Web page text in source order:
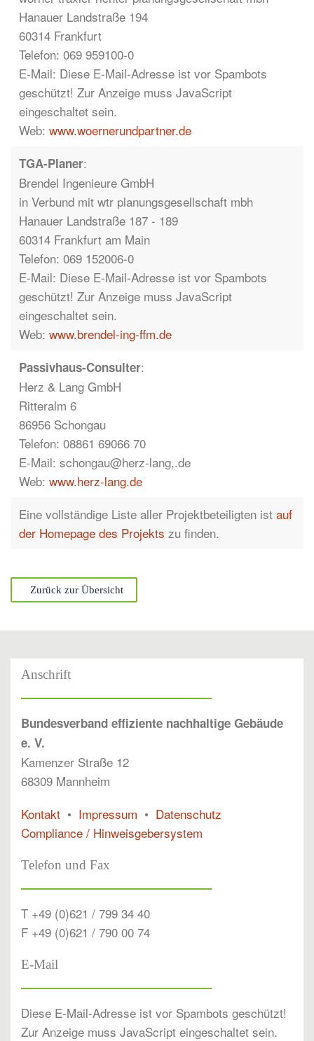
Hanauer Landstraße 194
60314 Frankfurt
Telefon: 069 959100-0
E-Mail: Diese E-Mail-Adresse ist vor Spambots
geschützt! Zur Anzeige muss JavaScript
eingeschaltet sein.
Web: www.woernerundpartner.de
TGA-Planer:
Brendel Ingenieure GmbH
in Verbund mit wtr planungsgesellschaft mbh
Hanauer Landstraße 187 - 189
60314 Frankfurt am Main
Telefon: 069 152006-0
E-Mail: Diese E-Mail-Adresse ist vor Spambots
geschützt! Zur Anzeige muss JavaScript
eingeschaltet sein.
Web: www.brendel-ing-ffm.de
Passivhaus-Consulter:
Herz & Lang GmbH
Ritteralm 6
86956 Schongau
Telefon: 08861 69066 70
E-Mail: schongau@herz-lang,.de
Web: www.herz-lang.de
Eine vollständige Liste aller Projektbeteiligten ist auf
der Homepage des Projekts zu finden.
Zurück zur Übersicht
Anschrift
Bundesverband effiziente nachhaltige Gebäude
e. V.
Kamenzer Straße 12
68309 Mannheim
Kontakt • Impressum • Datenschutz
Compliance / Hinweisgebersystem
Telefon und Fax
T +49 (0)621 / 799 34 40
F +49 (0)621 / 790 00 74
E-Mail
Diese E-Mail-Adresse ist vor Spambots geschützt!
Zur Anzeige muss JavaScript eingeschaltet sein.